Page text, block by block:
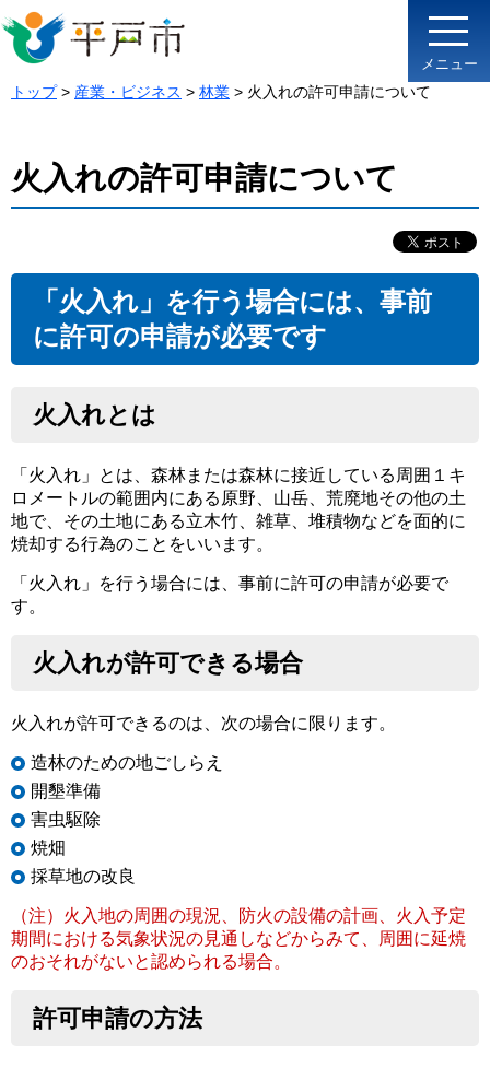
メニュー
トップ> 産業・ビジネス > 林業 > 火入れの許可申請について
火入れの許可申請について
「火入れ」を行う場合には、事前
に許可の申請が必要です
火入れとは
「火入れ」とは、森林または森林に接近している周囲１キ
ロメートルの範囲内にある原野、山岳、荒廃地その他の土
地で、その土地にある立木竹、雑草、堆積物などを面的に
焼却する行為のことをいいます。
「火入れ」を行う場合には、事前に許可の申請が必要で
す。
火入れが許可できる場合
火入れが許可できるのは、次の場合に限ります。
造林のための地ごしらえ
開墾準備
害虫駆除
焼畑
採草地の改良
（注）火入地の周囲の現況、防火の設備の計画、火入予定
期間における気象状況の見通しなどからみて、周囲に延焼
のおそれがないと認められる場合。
許可申請の方法